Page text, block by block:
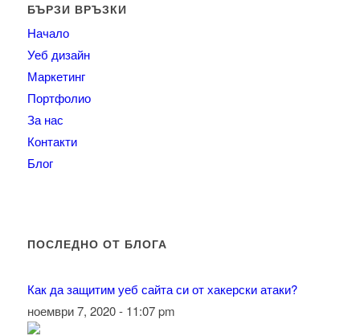
БЪРЗИ ВРЪЗКИ
Начало
Уеб дизайн
Маркетинг
Портфолио
За нас
Контакти
Блог
ПОСЛЕДНО ОТ БЛОГА
Как да защитим уеб сайта си от хакерски атаки?
ноември 7, 2020 - 11:07 pm